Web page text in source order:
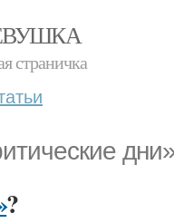
страничка
?